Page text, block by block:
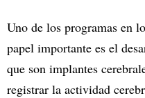
Uno de los programas en
papel importante es el
que son implantes
registrar la actividad